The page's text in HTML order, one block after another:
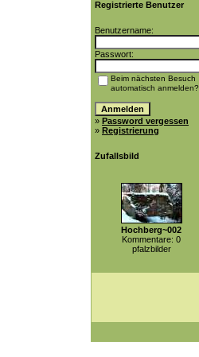
Registrierte Benutzer
Benutzername:
Passwort:
Beim nächsten Besuch
automatisch anmelden?
» Password vergessen
» Registrierung
Zufallsbild
Hochberg~002
Kommentare: 0
pfalzbilder